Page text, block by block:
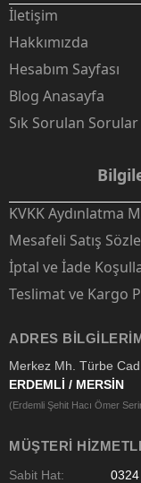
İletişim
Hakkımızda
Hesabım Sayfası
Blog Anasayfa
Sık Sorulan Sorular
KVKK Aydınlatma
Mesafeli Satış
İptal ve İade
Teslimat ve Kargo
ADRES
Merkez Mh. Türbe
ERDEMLİ / MERSİN
(Erdemli Şehit Hacı Ömer
MÜŞTERI
Sabit Hat: